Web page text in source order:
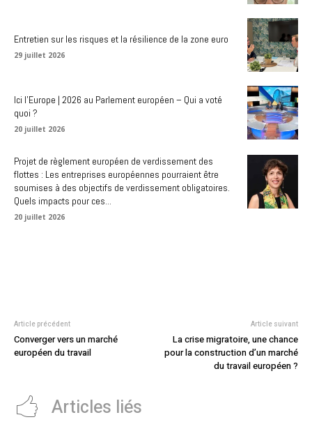
Entretien sur les risques et la résilience de la zone euro
29 juillet 2026
Ici l’Europe | 2026 au Parlement européen – Qui a voté
quoi ?
20 juillet 2026
Projet de règlement européen de verdissement des
flottes : Les entreprises européennes pourraient être
soumises à des objectifs de verdissement obligatoires.
Quels impacts pour ces...
20 juillet 2026
Article précédent
Converger vers un marché
européen du travail
Article suivant
La crise migratoire, une chance
pour la construction d’un marché
du travail européen ?
Articles liés